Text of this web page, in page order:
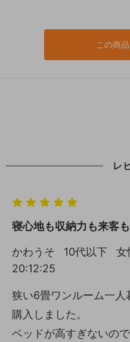
この商
レ
寝心地も収納力も来客
かわうそ 10代以下 女
20:12:25
狭い6畳ワンルーム一人
購入しました。
ベッドが高すぎないの